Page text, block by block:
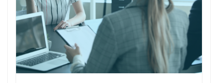
Numéro de téléphone